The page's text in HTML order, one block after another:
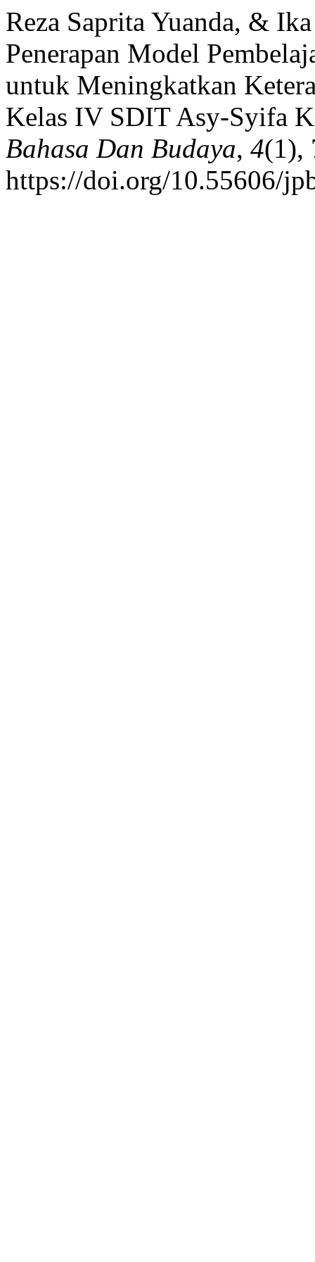
Reza Saprita Yuanda, &
Penerapan Model
untuk Meningkatkan
Kelas IV SDIT Asy-Syifa
Bahasa Dan Budaya, 4(1),
https://doi.org/10.55606/